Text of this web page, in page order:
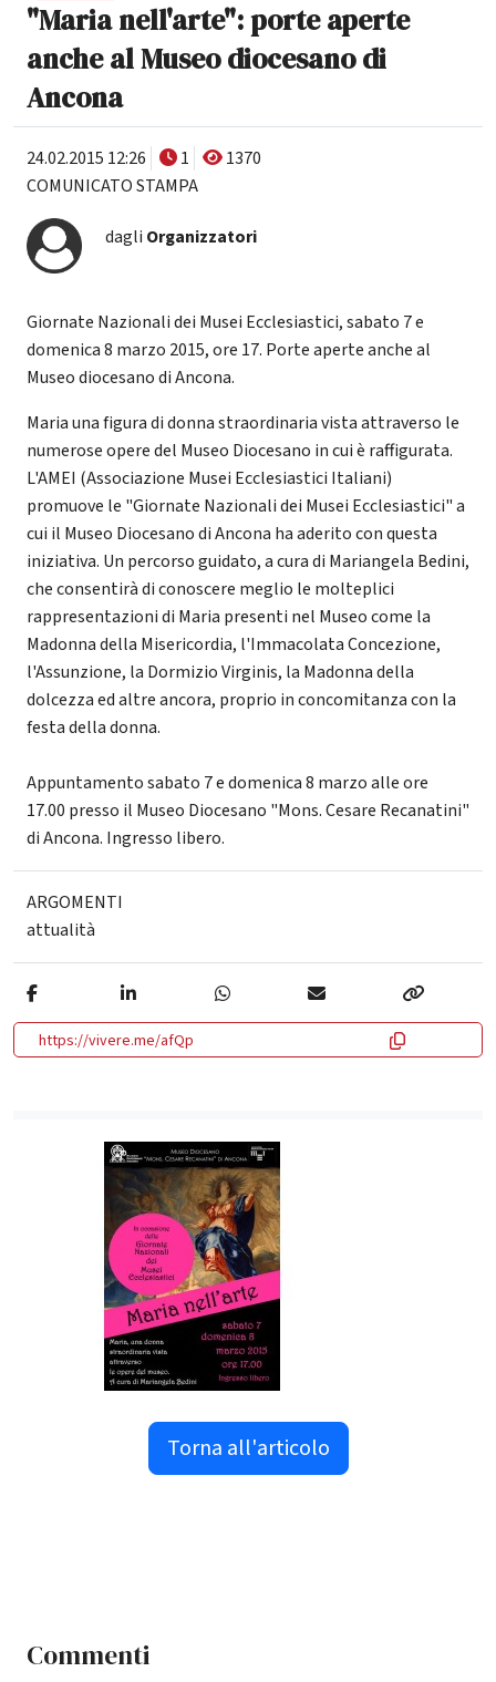
"Maria nell'arte": porte aperte
anche al Museo diocesano di
Ancona
24.02.2015 12:26 1
1370
COMUNICATO STAMPA
dagli Organizzatori
Giornate Nazionali dei Musei Ecclesiastici, sabato 7 e
domenica 8 marzo 2015, ore 17. Porte aperte anche al
Museo diocesano di Ancona.
Maria una figura di donna straordinaria vista attraverso le
numerose opere del Museo Diocesano in cui è raffigurata.
L'AMEI (Associazione Musei Ecclesiastici Italiani)
promuove le "Giornate Nazionali dei Musei Ecclesiastici" a
cui il Museo Diocesano di Ancona ha aderito con questa
iniziativa. Un percorso guidato, a cura di Mariangela Bedini,
che consentirà di conoscere meglio le molteplici
rappresentazioni di Maria presenti nel Museo come la
Madonna della Misericordia, l'Immacolata Concezione,
l'Assunzione, la Dormizio Virginis, la Madonna della
dolcezza ed altre ancora, proprio in concomitanza con la
festa della donna.
Appuntamento sabato 7 e domenica 8 marzo alle ore
17.00 presso il Museo Diocesano "Mons. Cesare Recanatini"
di Ancona. Ingresso libero.
ARGOMENTI
attualità
https://vivere.me/afQp
Torna all'articolo
Commenti